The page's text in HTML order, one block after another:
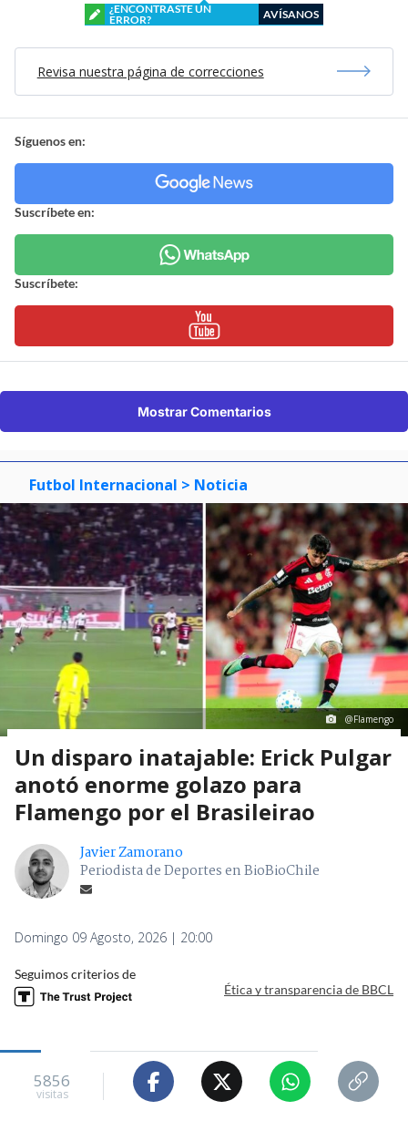
¿ENCONTRASTE UN
ERROR?
AVÍSANOS
Revisa nuestra página de correcciones
Síguenos en:
Suscríbete en:
Suscríbete:
Mostrar Comentarios
Futbol Internacional > Noticia
@Flamengo
Un disparo inatajable: Erick Pulgar
anotó enorme golazo para
Flamengo por el Brasileirao
Javier Zamorano
Periodista de Deportes en BioBioChile
Domingo 09 Agosto, 2026 | 20:00
Seguimos criterios de
Ética y transparencia de BBCL
5856
visitas